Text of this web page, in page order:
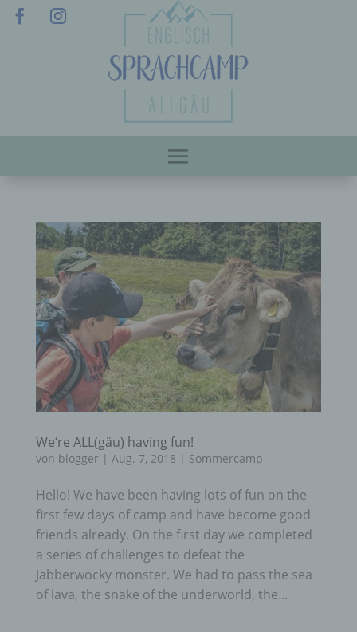
We‘re ALL(gäu) having fun!
von blogger | Aug. 7, 2018 | Sommercamp
Hello! We have been having lots of fun on the
first few days of camp and have become good
friends already. On the first day we completed
a series of challenges to defeat the
Jabberwocky monster. We had to pass the sea
of ​​lava, the snake of the underworld, the...